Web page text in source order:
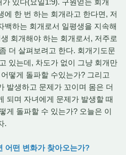
있다(요일1:9). 구원얻는 회개
에 한 번 하는 회개라고 한다면, 저
백하는 회개로서 일평생을 지속해
회개해야 하는 회개로서, 저주로
더 살펴보려고 한다. 회개기도문
있는데, 차도가 없이 그냥 회개만
떻게 돌파할 수있는가? 그리고
발생하고 문제가 꼬이며 몸은 더
되며 자녀에게 문제가 발생할 때
게 돌파할 수 있는가? 오늘은 이
.
어떤 변화가 찾아오는가?